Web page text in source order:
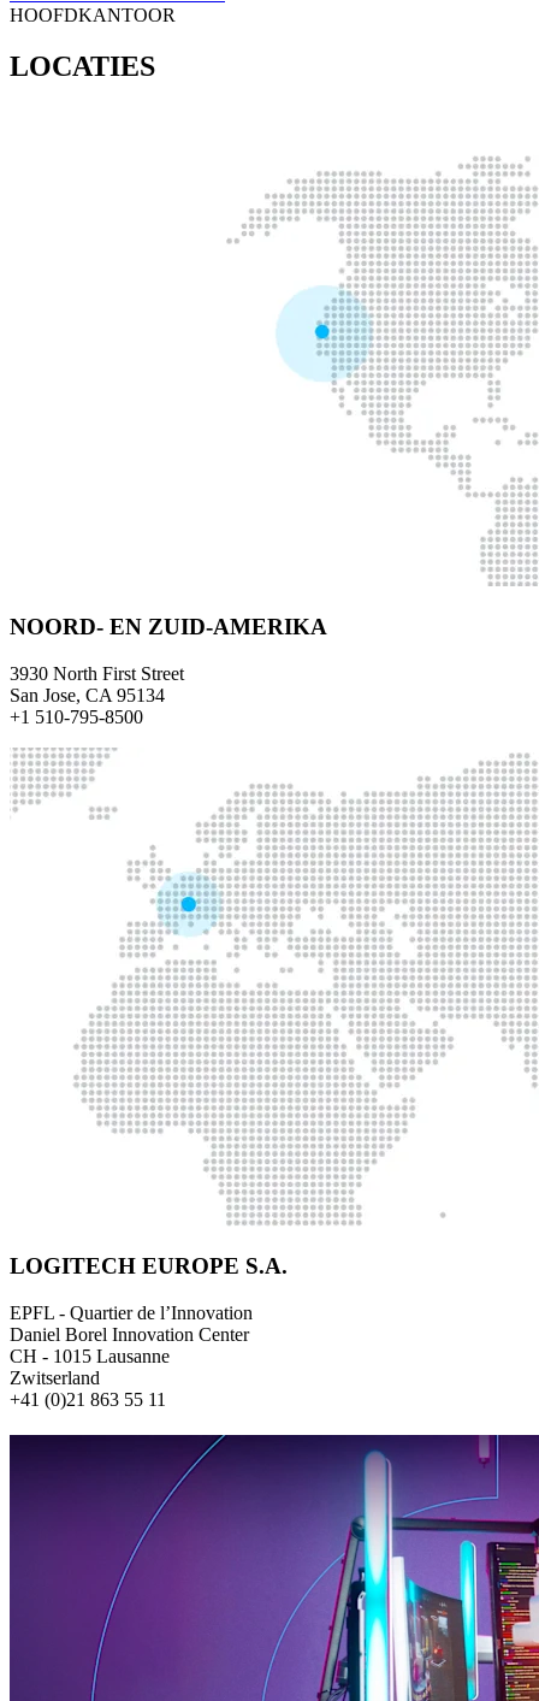
HOOFDKANTOOR
LOCATIES
NOORD- EN ZUID-AMERIKA
3930 North First Street
San Jose, CA 95134
+1 510-795-8500
LOGITECH EUROPE S.A.
EPFL - Quartier de l’Innovation
Daniel Borel Innovation Center
CH - 1015 Lausanne
Zwitserland
+41 (0)21 863 55 11